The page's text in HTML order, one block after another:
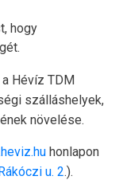
hogy
Hévíz TDM
szálláshelyek,
növelése.
honlapon
u. 2.).